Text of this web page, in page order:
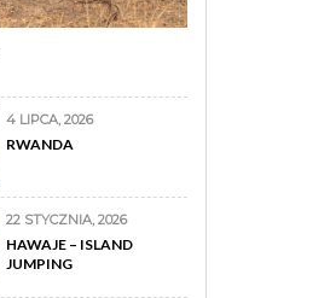
4 LIPCA, 2026
RWANDA
22 STYCZNIA, 2026
HAWAJE – ISLAND
JUMPING